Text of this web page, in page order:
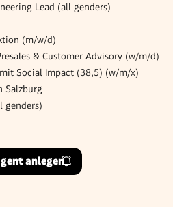
Lead (all genders)
(m/w/d)
& Customer Advisory (w/m/d)
Social Impact (38,5) (w/m/x)
Salzburg
genders)
anlegen